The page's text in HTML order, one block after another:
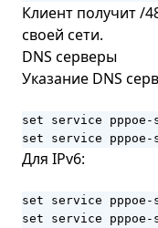
Клиент получит /
своей сети.
DNS серверы
Указание DNS
set service
set service
Для IPv6:
set service pppoe-
set service pppoe-